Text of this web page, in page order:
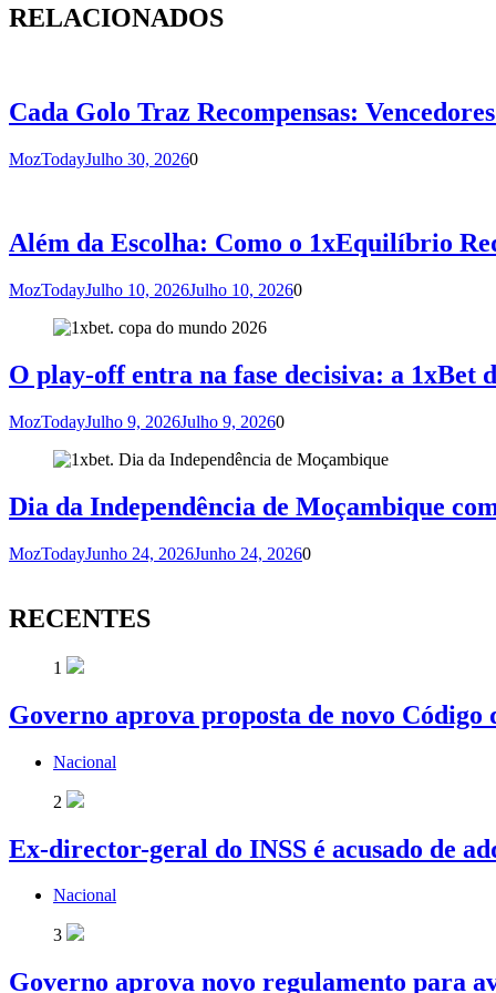
artigos
RELACIONADOS
Cada Golo Traz Recompensas:
MozTodayJulho 30, 20260
Além da Escolha: Como o 1xEquilíbrio
MozTodayJulho 10, 2026Julho 10, 20260
O play-off entra na fase decisiva: a 1xBet
MozTodayJulho 9, 2026Julho 9, 20260
Dia da Independência de Moçambique
MozTodayJunho 24, 2026Junho 24, 20260
RECENTES
1
Governo aprova proposta de novo
Nacional
2
Ex-director-geral do INSS é acusado de
Nacional
3
Governo aprova novo regulamento para